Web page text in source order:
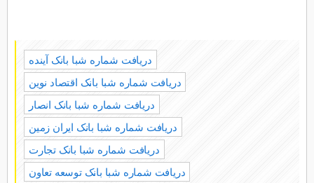
دریافت شماره شبا بانک آینده
دریافت شماره شبا بانک اقتصاد نوین
دریافت شماره شبا بانک انصار
دریافت شماره شبا بانک ایران زمین
دریافت شماره شبا بانک تجارت
دریافت شماره شبا بانک توسعه تعاون